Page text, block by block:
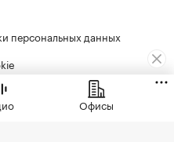
персональных данных
Офисы